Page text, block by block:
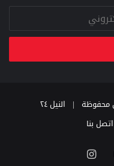
النيل ٢٤
اتصل بنا
يوتيوب